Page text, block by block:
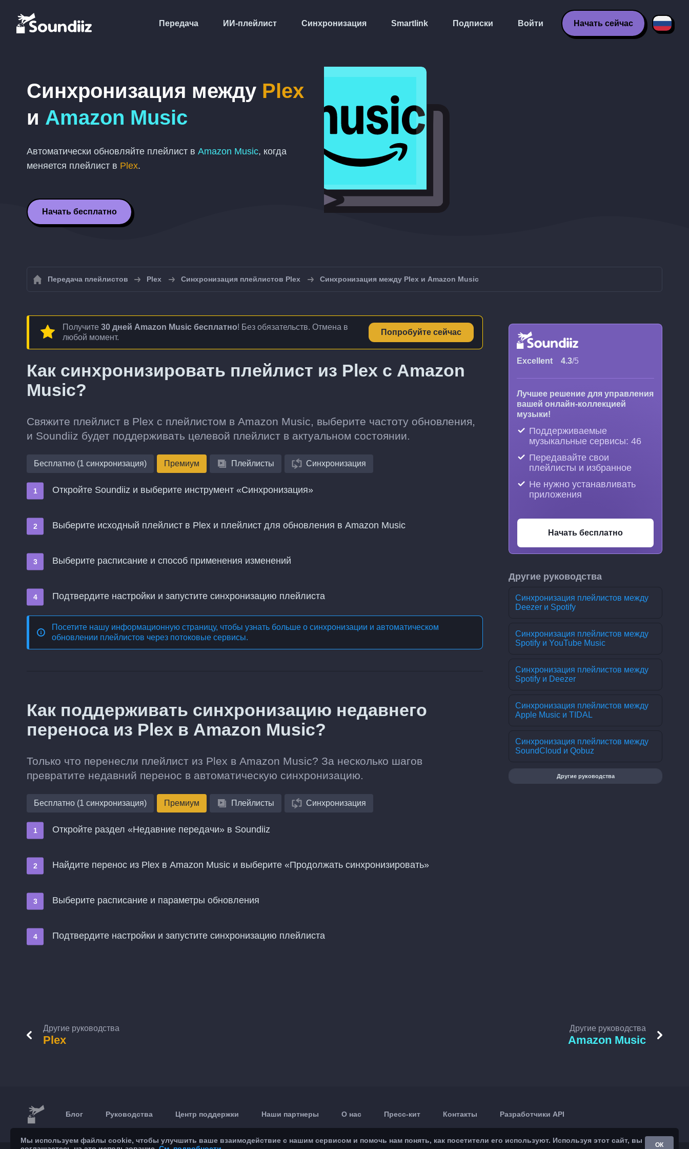
Передача ИИ-плейлист Синхронизация Smartlink Подписки Войти Начать сейчас
Синхронизация между Plex
и Amazon Music
Автоматически обновляйте плейлист в Amazon Music, когда
меняется плейлист в Plex.
Начать бесплатно
Передача плейлистов Plex Синхронизация плейлистов Plex Синхронизация между Plex и Amazon Music
Получите 30 дней Amazon Music бесплатно! Без обязательств. Отмена в
любой момент.
Попробуйте сейчас
Как синхронизировать плейлист из Plex с Amazon
Music?
Свяжите плейлист в Plex с плейлистом в Amazon Music, выберите частоту обновления,
и Soundiiz будет поддерживать целевой плейлист в актуальном состоянии.
Бесплатно (1 синхронизация) Премиум Плейлисты Синхронизация
Откройте Soundiiz и выберите инструмент «Синхронизация»
Выберите исходный плейлист в Plex и плейлист для обновления в Amazon Music
Выберите расписание и способ применения изменений
Подтвердите настройки и запустите синхронизацию плейлиста
Посетите нашу информационную страницу, чтобы узнать больше о синхронизации и автоматическом
обновлении плейлистов через потоковые сервисы.
Как поддерживать синхронизацию недавнего
переноса из Plex в Amazon Music?
Только что перенесли плейлист из Plex в Amazon Music? За несколько шагов
превратите недавний перенос в автоматическую синхронизацию.
Бесплатно (1 синхронизация) Премиум Плейлисты Синхронизация
Откройте раздел «Недавние передачи» в Soundiiz
Найдите перенос из Plex в Amazon Music и выберите «Продолжать синхронизировать»
Выберите расписание и параметры обновления
Подтвердите настройки и запустите синхронизацию плейлиста
Excellent 4.3/5
Лучшее решение для управления
вашей онлайн-коллекцией
музыки!
Поддерживаемые
музыкальные сервисы: 46
Передавайте свои
плейлисты и избранное
Не нужно устанавливать
приложения
Начать бесплатно
Другие руководства
Синхронизация плейлистов между
Deezer и Spotify
Синхронизация плейлистов между
Spotify и YouTube Music
Синхронизация плейлистов между
Spotify и Deezer
Синхронизация плейлистов между
Apple Music и TIDAL
Синхронизация плейлистов между
SoundCloud и Qobuz
Другие руководства
Другие руководства
Plex
Другие руководства
Amazon Music
Блог Руководства Центр поддержки Наши партнеры О нас Пресс-кит Контакты Разработчики API
Мы используем файлы cookie, чтобы улучшить ваше взаимодействие с нашим сервисом и помочь нам понять, как посетители его используют. Используя этот сайт, вы
ОК